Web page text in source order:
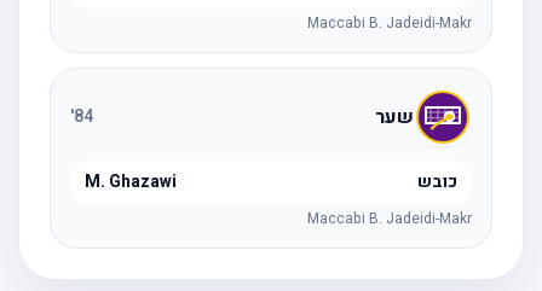
Maccabi B. Jadeidi-Makr
שער 84
'
כובש M. Ghazawi
Maccabi B. Jadeidi-Makr